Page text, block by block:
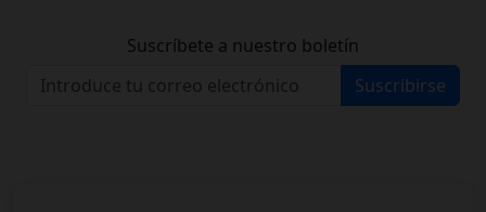
Suscríbete a nuestro boletín
Suscribirse